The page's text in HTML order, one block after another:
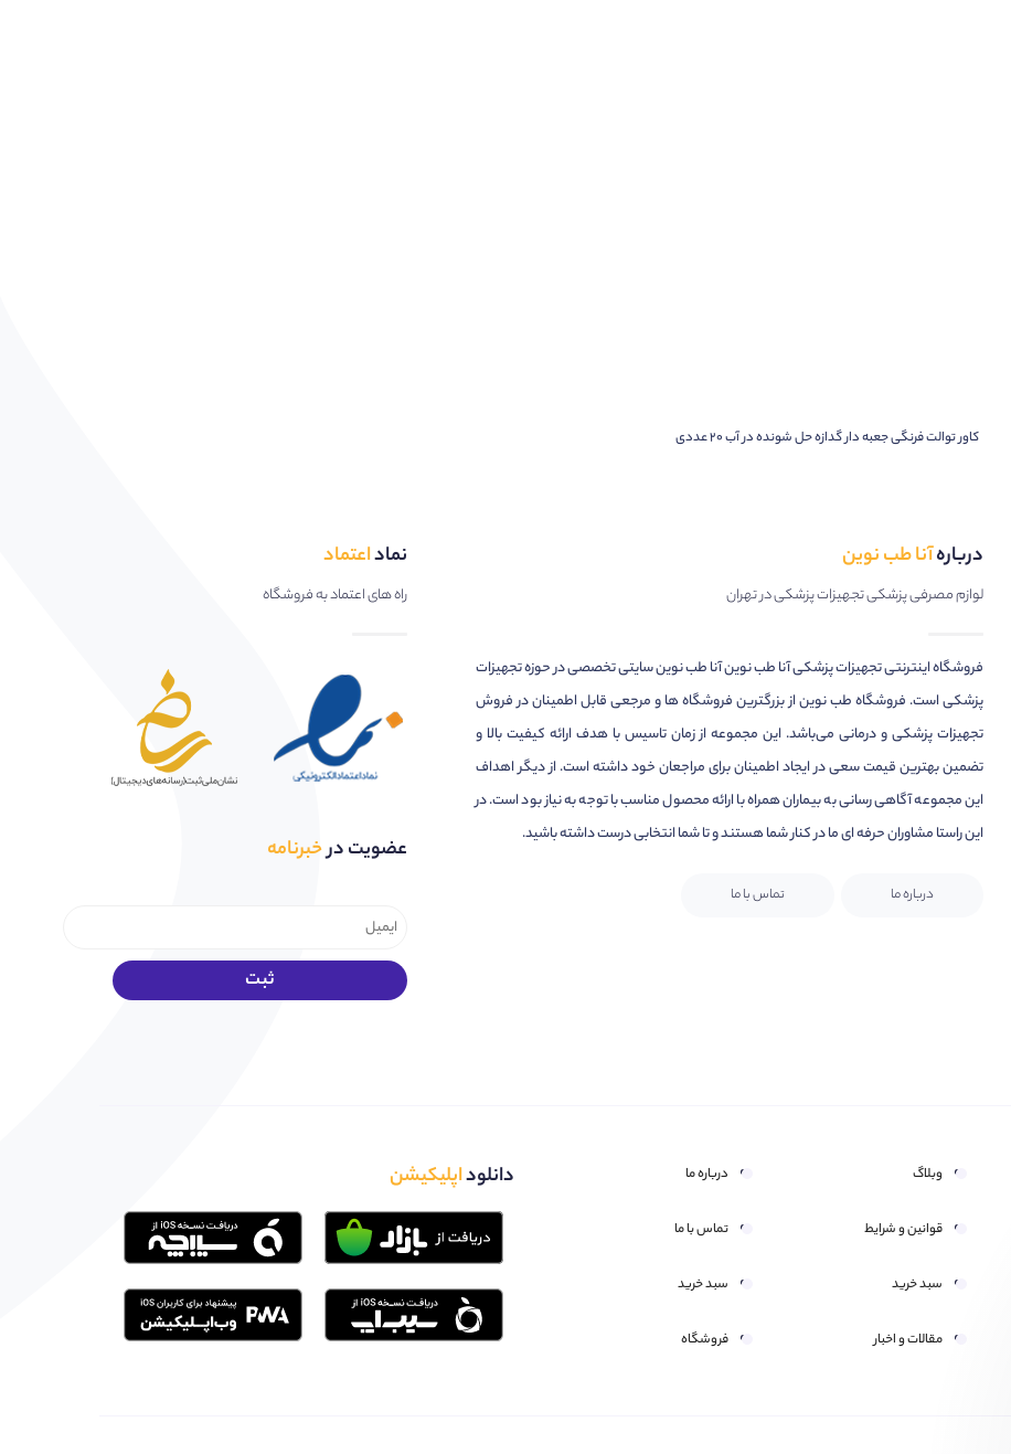
کاور توالت فرنگی جعبه دار گدازه حل شونده در آب ۲۰ عددی
دربارهآنا طب نوین
لوازم مصرفی پزشکی تجهیزات پزشکی در تهران
فروشگاه اینترنتی تجهیزات پزشکی آنا طب نوین آنا طب نوین سایتی تخصصی در حوزه تجهیزات
پزشکی است. فروشگاه طب نوین از بزرگترین فروشگاه ها و مرجعی قابل اطمینان در فروش
تجهیزات پزشکی و درمانی می‌باشد. این مجموعه از زمان تاسیس با هدف ارائه کیفیت بالا و
تضمین بهترین قیمت سعی در ایجاد اطمینان برای مراجعان خود داشته است. از دیگر اهداف
این مجموعه آگاهی رسانی به بیماران همراه با ارائه محصول مناسب با توجه به نیاز بود است. در
این راستا مشاوران حرفه ای ما در کنار شما هستند و تا شما انتخابی درست داشته باشید.
درباره ما تماس با ما
نماداعتماد
راه های اعتماد به فروشگاه
عضویت درخبرنامه
وبلاگ
قوانین و شرایط
سبد خرید
مقالات و اخبار
درباره ما
تماس با ما
سبد خرید
فروشگاه
دانلوداپلیکیشن